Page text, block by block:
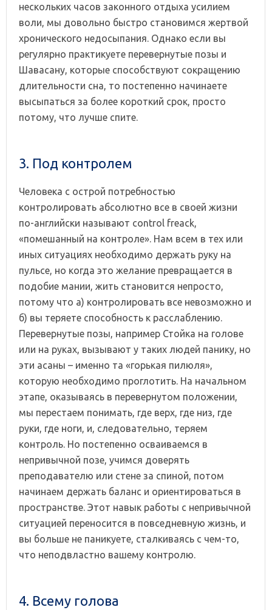
нескольких часов законного отдыха усилием
воли, мы довольно быстро становимся жертвой
хронического недосыпания. Однако если вы
регулярно практикуете перевернутые позы и
Шавасану, которые способствуют сокращению
длительности сна, то постепенно начинаете
высыпаться за более короткий срок, просто
потому, что лучше спите.
3. Под контролем
Человека с острой потребностью
контролировать абсолютно все в своей жизни
по-английски называют control freack,
«помешанный на контроле». Нам всем в тех или
иных ситуациях необходимо держать руку на
пульсе, но когда это желание превращается в
подобие мании, жить становится непросто,
потому что а) контролировать все невозможно и
б) вы теряете способность к расслаблению.
Перевернутые позы, например Стойка на голове
или на руках, вызывают у таких людей панику, но
эти асаны – именно та «горькая пилюля»,
которую необходимо проглотить. На начальном
этапе, оказываясь в перевернутом положении,
мы перестаем понимать, где верх, где низ, где
руки, где ноги, и, следовательно, теряем
контроль. Но постепенно осваиваемся в
непривычной позе, учимся доверять
преподавателю или стене за спиной, потом
начинаем держать баланс и ориентироваться в
пространстве. Этот навык работы с непривычной
ситуацией переносится в повседневную жизнь, и
вы больше не паникуете, сталкиваясь с чем-то,
что неподвластно вашему контролю.
4. Всему голова